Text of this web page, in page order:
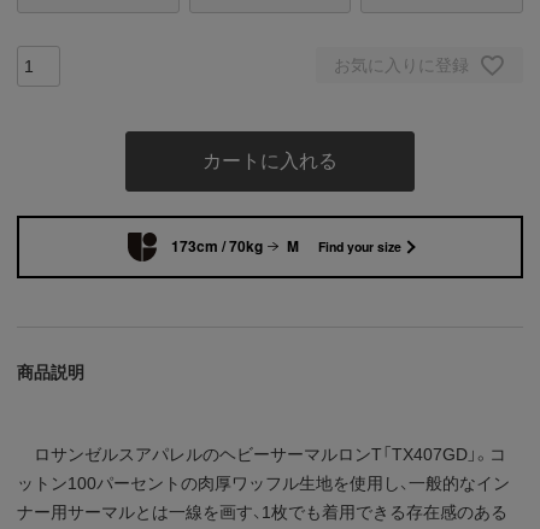
お気に入りに登録
カートに入れる
173cm / 70kg M Find your size
商品説明
ロサンゼルスアパレルのヘビーサーマルロンT「TX407GD」。コ
ットン100パーセントの肉厚ワッフル生地を使用し、一般的なイン
ナー用サーマルとは一線を画す、1枚でも着用できる存在感のある